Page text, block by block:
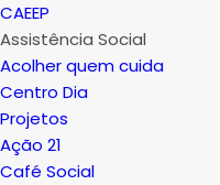
CAEEP
Assistência Social
Acolher quem cuida
Centro Dia
Projetos
Ação 21
Café Social